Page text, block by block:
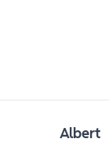
Albert